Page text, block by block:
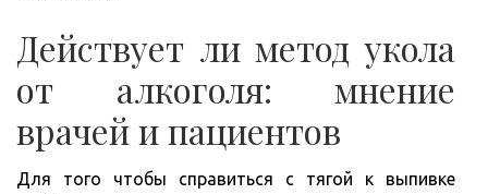
Действует ли метод укола
от алкоголя: мнение
врачей и пациентов
Для того чтобы справиться с тягой к выпивке